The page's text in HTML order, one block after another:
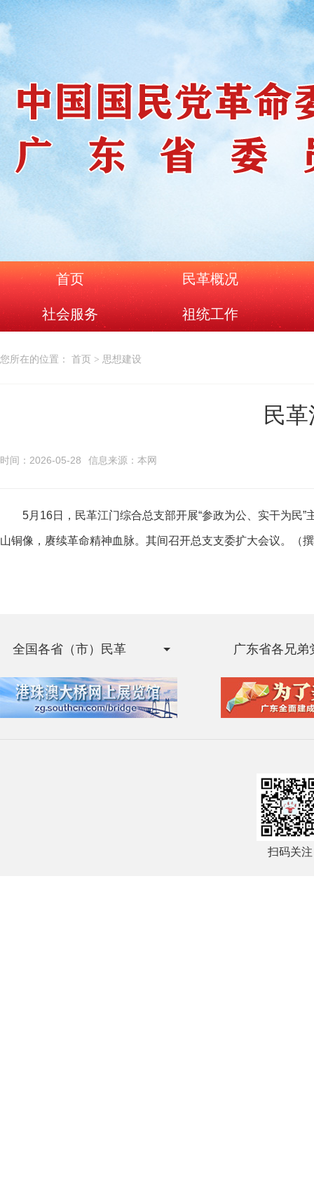
首页 民革概况
社会服务 祖统工作
您所在的位置： 首页 > 思想建设
民
时间：2026-05-28 信息来源：本网
5月16日，民革江门综合总支部开展“参政为公、实干为民”
山铜像，赓续革命精神血脉。其间召开总支支委扩大会议。（
全国各省（市）民革 广东省各兄弟
扫码关注